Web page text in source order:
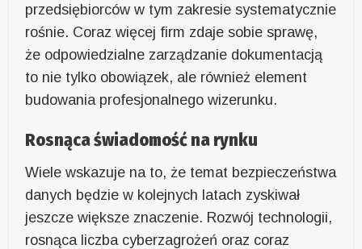
przedsiębiorców w tym zakresie systematycznie
rośnie. Coraz więcej firm zdaje sobie sprawę,
że odpowiedzialne zarządzanie dokumentacją
to nie tylko obowiązek, ale również element
budowania profesjonalnego wizerunku.
Rosnąca świadomość na rynku
Wiele wskazuje na to, że temat bezpieczeństwa
danych będzie w kolejnych latach zyskiwał
jeszcze większe znaczenie. Rozwój technologii,
rosnąca liczba cyberzagrożeń oraz coraz